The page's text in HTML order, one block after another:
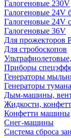
Галогеновые 230V
Галогеновые 24V
Галогеновые 24V
Галогеновые 36V
Для прожекторов
Для стробоскопов
Приборы
Генераторы
Генераторы тумана
Дым-машины,
Жидкости,
Конфетти машины
Снег-машины
Система сброса